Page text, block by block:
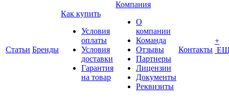
Статьи Бренды
Как купить
Условия
оплаты
Условия
доставки
Гарантия
на товар
Компания
О
компании
Команда
Отзывы
Партнеры
Лицензии
Документы
Реквизиты
Контакты
+